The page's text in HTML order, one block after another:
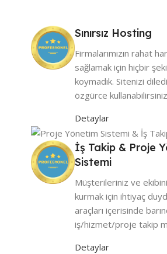
Sınırsız Hosting
Firmalarımızın rahat
sağlamak için hiçbir
koymadık. Sitenizi
özgürce
Detaylar
İş Takip & Proje
Sistemi
Müşterileriniz ve
kurmak için ihtiyaç
araçları içerisinde
iş/hizmet/proje takip
Detaylar